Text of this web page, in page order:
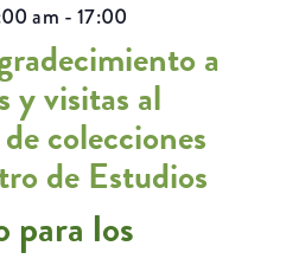
a
y visitas al
colecciones
de Estudios
am -17:00
los